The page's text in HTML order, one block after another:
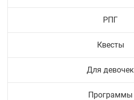
РПГ
Квесты
Для девочек
Программы